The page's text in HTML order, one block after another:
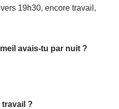
19h30, encore travail,
avais-tu par nuit ?
travail ?